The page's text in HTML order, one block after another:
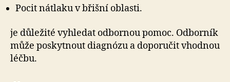
Pocit nátlaku v břišní oblasti.
je důležité vyhledat odbornou pomoc. Odborník
může poskytnout diagnózu a doporučit vhodnou
léčbu.